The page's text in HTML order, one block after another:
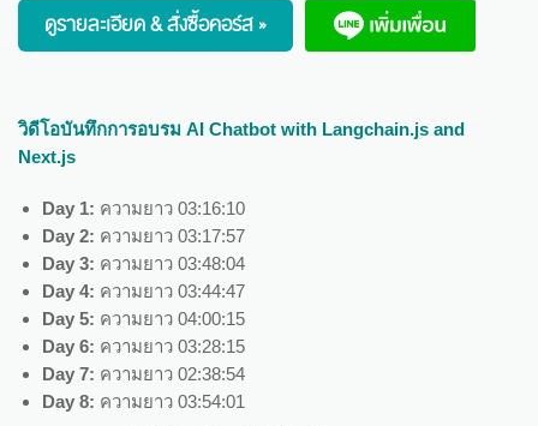
ดูรายละเอียด & สั่งซื้อคอร์ส »
วิดีโอบันทึกการอบรม AI Chatbot with Langchain.js and
Next.js
Day 1: ความยาว 03:16:10
Day 2: ความยาว 03:17:57
Day 3: ความยาว 03:48:04
Day 4: ความยาว 03:44:47
Day 5: ความยาว 04:00:15
Day 6: ความยาว 03:28:15
Day 7: ความยาว 02:38:54
Day 8: ความยาว 03:54:01